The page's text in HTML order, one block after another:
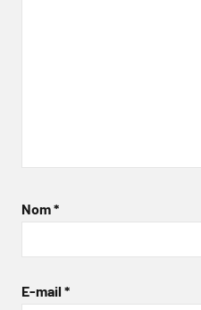
Nom*
E-mail *